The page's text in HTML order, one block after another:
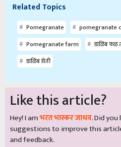
Related Topics
Pomegranate
pomegranate
Pomegranate farm
डाळिंब फळ
डाळिंब शेती
Like this article?
Hey! I amभरत भास्कर जाधव. Did
suggestions to improve this
and feedback.